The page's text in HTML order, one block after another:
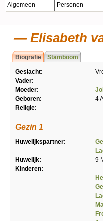
Algemeen Personen
Elisabeth
Biografie Stamboom
Geslacht:
Vader:
Moeder:
Geboren:
4
Religie:
Gezin 1
Huwelijkspartner:
Huwelijk: 9
Kinderen: